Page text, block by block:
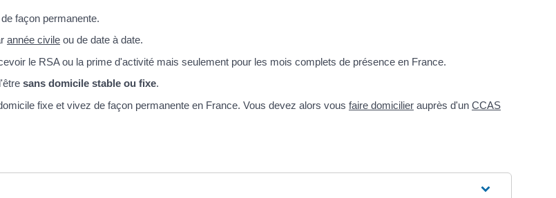
façon permanente.
année civile ou de date à date.
le RSA ou la prime d'activité mais seulement pour les mois complets de présence en France.
sans domicile stable ou fixe.
fixe et vivez de façon permanente en France. Vous devez alors vous faire domicilier auprès d'un CCAS